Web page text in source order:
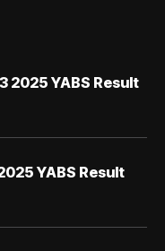
2025 YABS Result
YABS Result